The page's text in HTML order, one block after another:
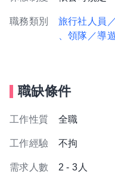
職務類別 旅行社人員
、領隊／導
職缺條件
工作性質 全職
工作經驗 不拘
需求人數 2 - 3人